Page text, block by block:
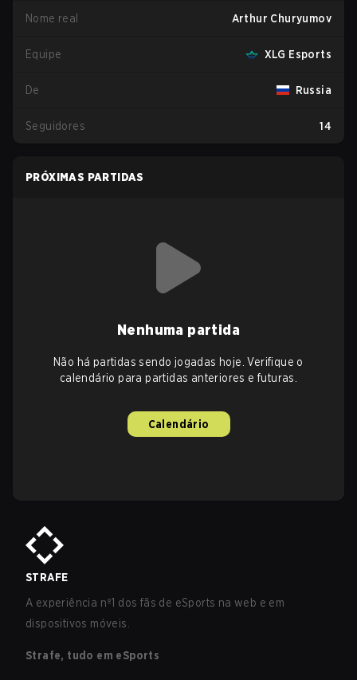
Nome real Arthur Churyumov
Equipe XLG Esports
De Russia
Seguidores 14
PRÓXIMAS PARTIDAS
Nenhuma partida
Não há partidas sendo jogadas hoje. Verifique o
calendário para partidas anteriores e futuras.
Calendário
STRAFE
A experiência nº1 dos fãs de eSports na web e em
dispositivos móveis.
Strafe, tudo em eSports